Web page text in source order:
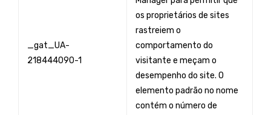
_gat_UA-
218444090-1
os proprietários de sites
rastreiem o
comportamento do
visitante e meçam o
desempenho do site. O
elemento padrão no nome
contém o número de